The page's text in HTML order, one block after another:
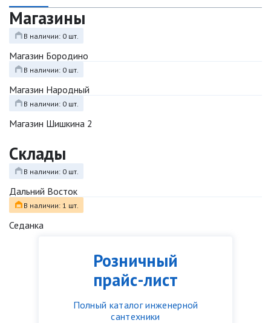
Розничный
прайс-лист
Полный каталог инженерной
сантехники
Магазины
В наличии: 0 шт.
Магазин Бородино
В наличии: 0 шт.
Магазин Народный
В наличии: 0 шт.
Магазин Шишкина 2
Склады
В наличии: 0 шт.
Дальний Восток
В наличии: 1 шт.
Седанка